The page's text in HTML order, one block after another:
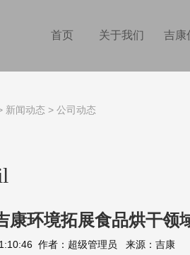
首页 关于我们 吉康
新闻动态 > 公司动态
康环境拓展食品烘干领
作者：超级管理员 来源：吉康